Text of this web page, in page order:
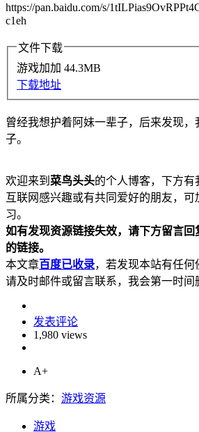
https://pan.baidu.com/s/
c1eh
文件下载
游戏加加 44.3MB
下载地址
曾经我想护着阿妹一辈子，后来发现
子。
欢迎来到 菜鸟头头的个人博客，下方
互联网感兴趣或有共同爱好的朋友，
习。
如有发现资源链接失效，请下方留言回
的链接。
本文章百度已收录，若发现本站有任何
请及时邮件或留言联系，我会第一时间
发表评论
1,980 views
A+
所属分类： 游戏资源
游戏